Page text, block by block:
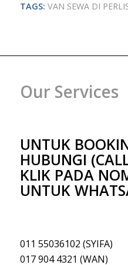
TAGS: VAN SEWA DI
Our Services
UNTUK
HUBUNGI
KLIK PADA
UNTUK
011 55036102 (SYIFA)
017 904 4321 (WAN)